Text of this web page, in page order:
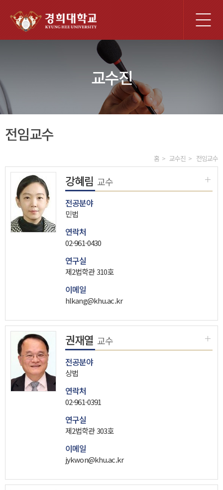
체
교수진
전임교수
홈 교수진 전임교수
강혜림 교수
전공분야
민법
연락처
02-961-0430
연구실
제2법학관 310호
이메일
hlkang@khu.ac.kr
권재열 교수
전공분야
상법
연락처
02-961-0391
연구실
제2법학관 303호
이메일
jykwon@khu.ac.kr